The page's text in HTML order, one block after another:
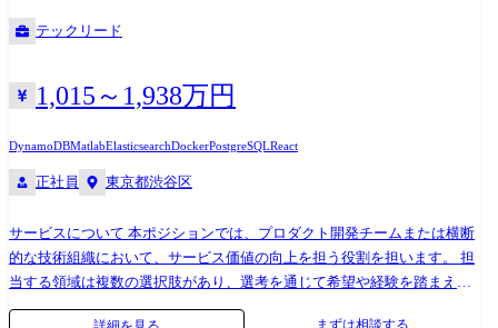
価設備 等
しい開発手法やツール導入も行なっています。 コミュニケーションが積
極的に取れるメンバーがたくさん在籍しているので活気溢れる 部署にな
業務 担当プロジェクトの成功に向けてマネージメントの対応、エンジニ
アリングの対応を行っていただきます。マネージメントに関しては、プ
チャ設計といった上流工程の対応、技術課題解決、成果物レビューでの
進の育成も行っていただきます。 お客様や他部署との調整・交渉、営業
と連動して技術提案活動をすることもあり、チャレンジと成長ができる
魅力的なポジションです。 これまでのマネージメント経験や、リーダー
シップ能力、コミュニケーション能力、問題解決力を存分に発揮し、プ
テックリード
1,015～1,938万円
DynamoDBMatlabElasticsearchDockerPostgreSQLReact
正社員 東京都渋谷区
サービスについて 本ポジションでは、プロダクト開発チームまたは横断
的な技術組織において、サービス価値の向上を担う役割を担います。 担
当する領域は複数の選択肢があり、選考を通じて希望や経験を踏まえ、
最適なチーム・領域を提案します。希望があれば、応募時にお知らせく
まずは相談する